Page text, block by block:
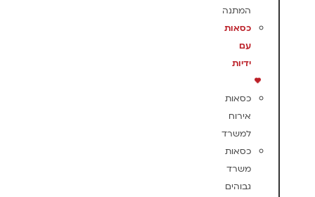
המתנה
כסאות
עם
ידיות
כסאות
אירוח
למשרד
כסאות
משרד
גבוהים